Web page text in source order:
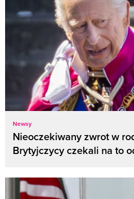
Newsy
Nieoczekiwany zwrot w
Brytyjczycy czekali na to